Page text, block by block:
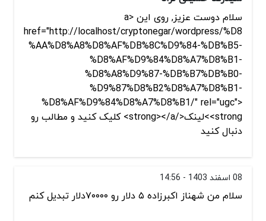
سلام دوست عزیز, روی این <a
href="http://localhost/cryptonegar/wordpress/%D8
%AA%D8%A8%D8%AF%DB%8C%D9%84-%DB%B5-
%D8%AF%D9%84%D8%A7%D8%B1-
%D8%A8%D9%87-%DB%B7%DB%B0-
%D9%87%D8%B2%D8%A7%D8%B1-
%D8%AF%D9%84%D8%A7%D8%B1/" rel="ugc">
<strong>لینک</strong></a> کلیک کنید و مطالب رو
دنبال کنید
08 اسفند 1403 - 14:56
سلام من شهناز اکبرزاده ۵ دلار رو ۷۰۰۰۰دلار تبدیل کنم